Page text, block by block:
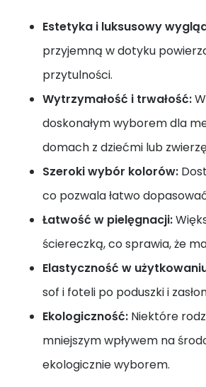
Estetyka i luksusowy
przyjemną w dotyku
przytulności.
Wytrzymałość i trwałość:
doskonałym wyborem dla
domach z dziećmi lub
Szeroki wybór kolorów:
co pozwala łatwo
Łatwość w pielęgnacji:
ściereczką, co sprawia, że
Elastyczność w
sof i foteli po poduszki i
Ekologiczność: Niektóre
mniejszym wpływem na
ekologicznie wyborem.